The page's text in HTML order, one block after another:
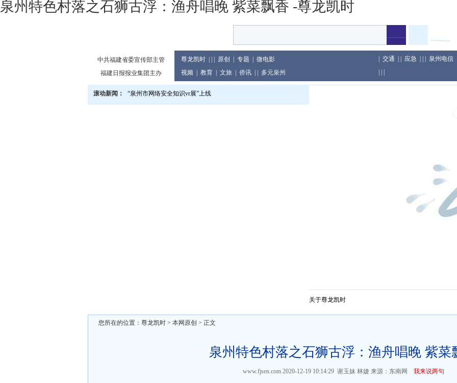
泉州特色村落之石狮古浮：渔舟唱晚 紫菜飘香 -尊龙凯时
中共福建省委宣传部主管
福建日报报业集团主办
尊龙凯时 原创 专题
微电影
视频
教育 文旅 侨讯 多元泉州
交通 应急
泉州电信
滚动新闻： “泉州市网络安全知识vr展”上线
关于尊龙凯时
您所在的位置： 尊龙凯时 > 本网原创 > 正文
泉州特色村落之石狮古浮：渔舟唱晚 紫菜
www.fjsen.com 2020-12-19 10:14:29 谢玉妹 林婕 来源：东南网 我来说两句